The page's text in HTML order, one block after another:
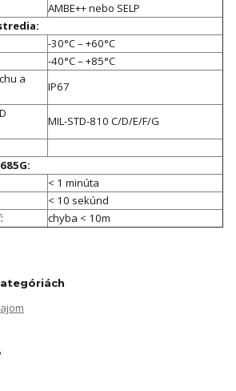
AMBE++ nebo SELP
-30°C – +60°C
-40°C – +85°C
a
IP67
MIL-STD-810 C/D/E/F/G
< 1 minúta
< 10 sekúnd
chyba < 10m